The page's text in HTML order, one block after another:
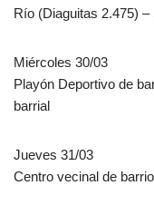
Río (Diaguitas 2.475)
Miércoles 30/03
Playón Deportivo de
barrial
Jueves 31/03
Centro vecinal de